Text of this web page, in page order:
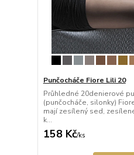
Punčocháče Fiore Lili 20
Průhledné 20denierové
(punčocháče, silonky)
mají zesílený sed,
k...
158 Kč/ks